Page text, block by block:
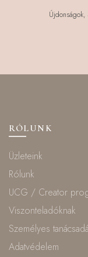
RÓLUNK
Üzleteink
Rólunk
UCG / Creator
Viszonteladóknak
Személyes
Adatvédelem